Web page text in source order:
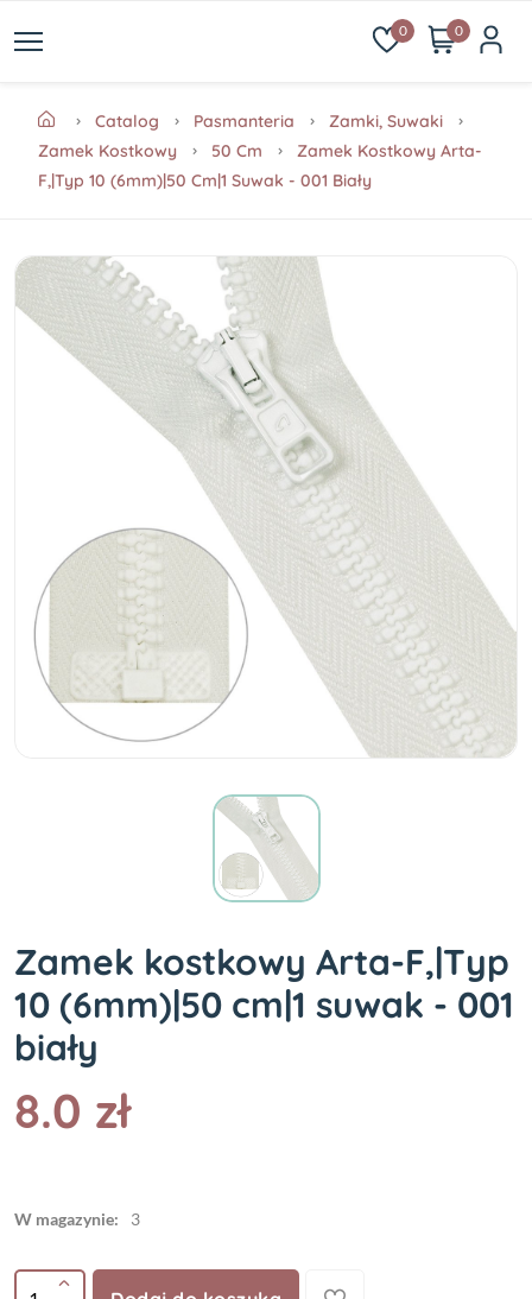
0 0
Catalog Pasmanteria
Zamki, Suwaki
Zamek Kostkowy
50 Cm
Zamek Kostkowy Arta-
F,|Typ 10 (6mm)|50 Cm|1 Suwak - 001 Biały
Zamek kostkowy Arta-F,|Typ
10 (6mm)|50 cm|1 suwak - 001
biały
8.0 zł
W magazynie: 3